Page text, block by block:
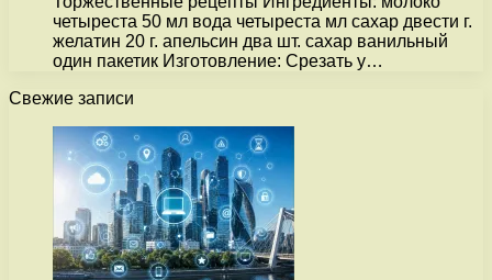
четыреста 50 мл вода четыреста мл сахар двести г.
желатин 20 г. апельсин два шт. сахар ванильный
один пакетик Изготовление: Срезать у…
Свежие записи